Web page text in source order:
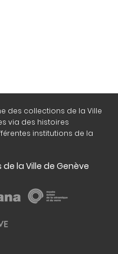
des collections de la Ville
via des histoires
institutions de la
la Ville de Genève